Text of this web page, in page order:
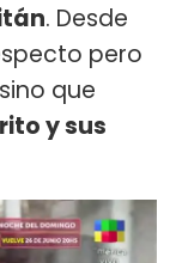
. Desde
pero
que
y sus